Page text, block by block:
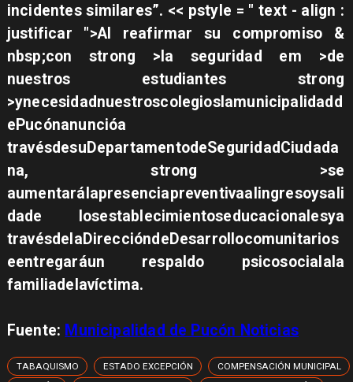
incidentes similares”. << pstyle = " text - align :
justificar ">Al reafirmar su compromiso &
nbsp;con strong >la seguridad em >de
nuestros estudiantes strong
>ynecesidadnuestroscolegioslamunicipalidadd
ePucónanuncióa
travésdesuDepartamentodeSeguridadCiudada
na, strong >se
aumentarálapresenciapreventivaalingresoysali
dade losestablecimientoseducacionalesya
travésdelaDireccióndeDesarrollocomunitarios
eentregaráun respaldo psicosocialala
familiadelavíctima.
Fuente: Municipalidad de Pucón Noticias
TABAQUISMO ESTADO EXCEPCIÓN
COMPENSACIÓN MUNICIPAL